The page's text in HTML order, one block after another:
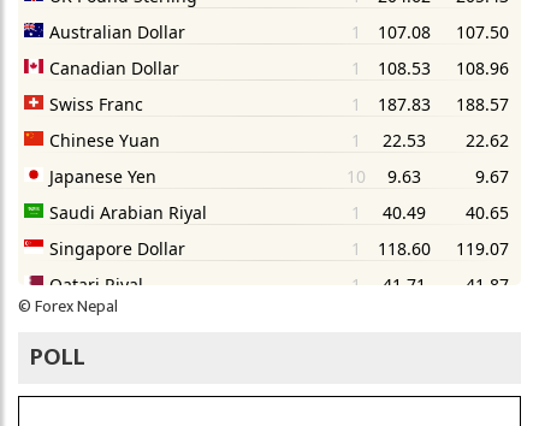
©Forex Nepal
POLL